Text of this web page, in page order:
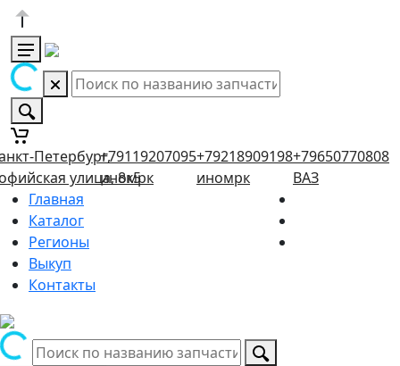
Петербург,
улица, 8к5
+79119207095
иномрк
+79218909198
иномрк
+79650770808
ВАЗ
Главная
Каталог
Регионы
Выкуп
Контакты